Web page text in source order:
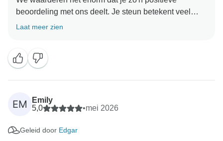
beoordeling met ons deelt. Je steun betekent veel
voor ons en we kijken er naar uit om je binnenkort
Laat meer zien
EM
Emily
5,0
•mei 2026
Geleid door Edgar